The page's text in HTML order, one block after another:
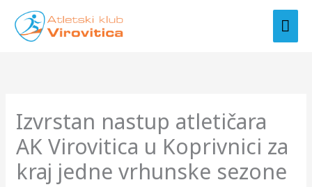
content
Izvrstan nastup atletičara
AK Virovitica u Koprivnici za
kraj jedne vrhunske sezone